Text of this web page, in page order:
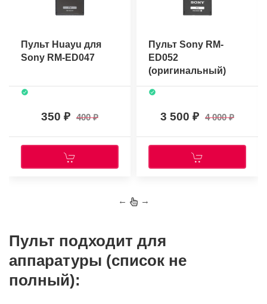
Пульт Huayu для
Sony RM-ED047
350 400
Пульт Sony RM-
ED052
(оригинальный)
3 500 4 000
← →
Пульт подходит для
аппаратуры (список не
полный):